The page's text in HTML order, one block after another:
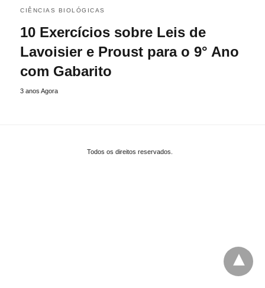
CIÊNCIAS BIOLÓGICAS
10 Exercícios sobre Leis de
Lavoisier e Proust para o 9° Ano
com Gabarito
3 anos Agora
Todos os direitos reservados.